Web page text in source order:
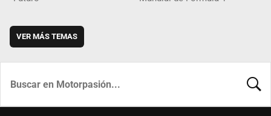
VER MÁS TEMAS